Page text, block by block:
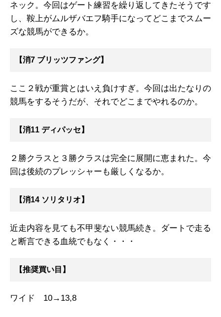
ネック。今回はゲート練習を繰り返してきたそうです
し、鞍上がムルザバエフ騎手になってどこまでスムー
ズな競馬ができるか。
【消7 ブリッツファング】
ここ２戦が重賞とはいえ負けすぎ。今回は出たなりの
競馬をするそうだが、それでどこまでやれるのか。
【消11 ディパッセ】
２勝クラスと３勝クラスは完全に展開に恵まれた。今
回は後続のプレッシャーも厳しくなるか。
【消14 ソリタリオ】
近走内容を見ても不甲斐ない競馬続き。ダートで走る
と断言できる血統でもなく・・・
【推奨買い目】
ワイド 10→13,8